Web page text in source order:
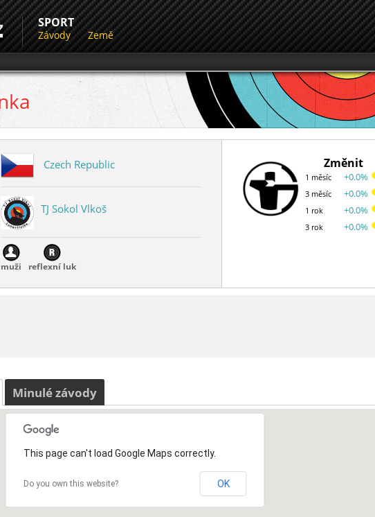
SPORT
Závody Země
Czech Republic
TJ Sokol Vlkoš
muži reflexní luk
Změnit
1 měsíc
3 měsíc
1 rok
3 rok
+0.0%
+0.0%
+0.0%
+0.0%
Minulé závody
This page can't load Google Maps correctly.
Do you own this website? OK